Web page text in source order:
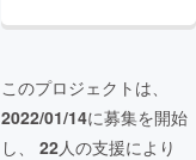
このプロジェクトは、
2022/01/14に募集を開始
し、 22人の支援により